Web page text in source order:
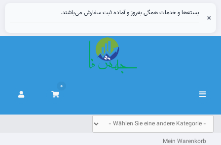
بسته‌ها و خدمات همگی به‌روز و آماده ثبت سفارش می‌باشند. ×
Navigation
0
Mein Warenkorb